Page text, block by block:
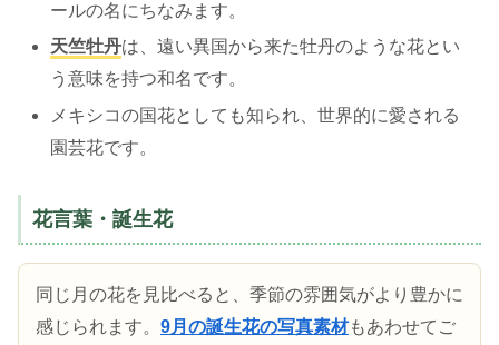
ールの名にちなみます。
天竺牡丹は、遠い異国から来た牡丹のような花とい
う意味を持つ和名です。
メキシコの国花としても知られ、世界的に愛される
園芸花です。
花言葉・誕生花
同じ月の花を見比べると、季節の雰囲気がより豊かに
感じられます。 9月の誕生花の写真素材もあわせてご